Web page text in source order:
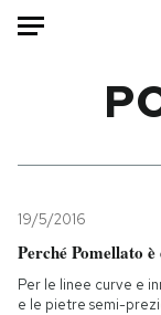
Mondo
Politica
Tecnologia
19/5/2016
Perché Pomellato è
Per le linee curve e
e le pietre semi-